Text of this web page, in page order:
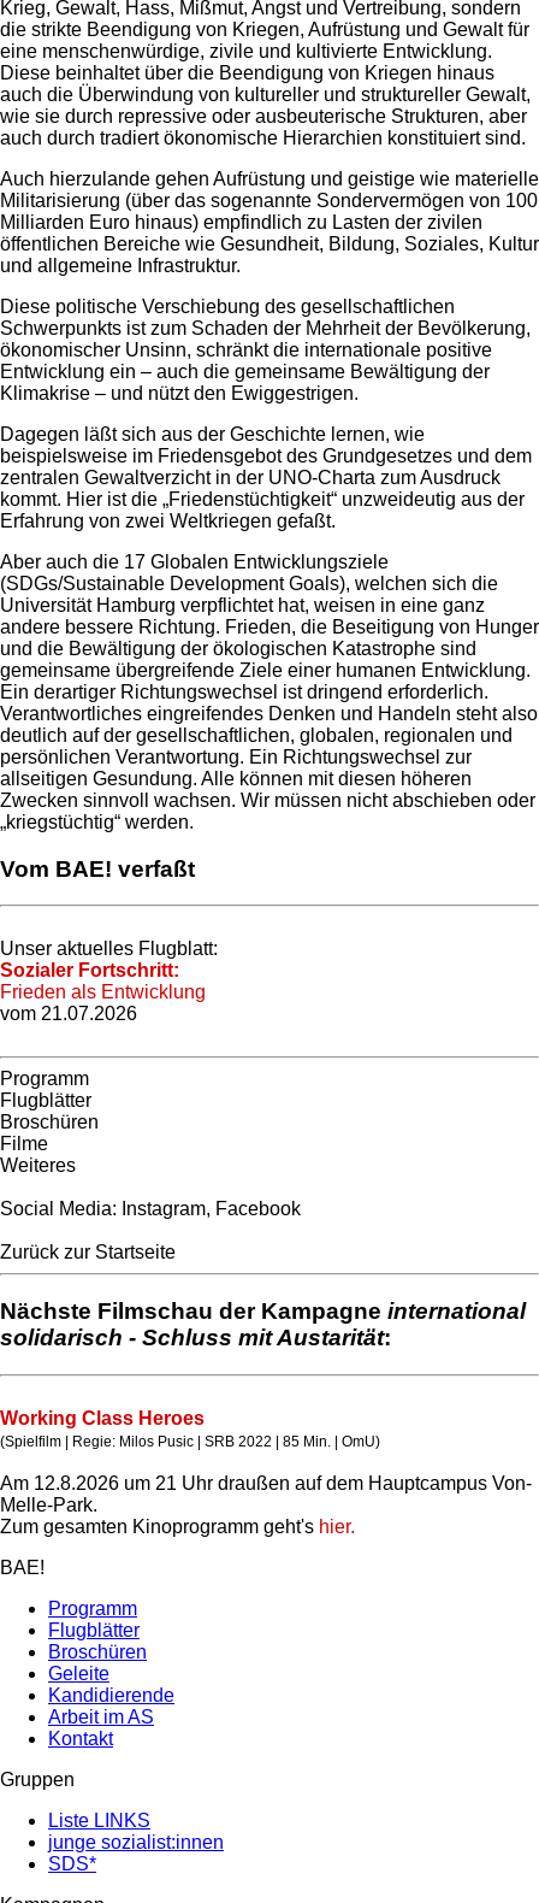
Krieg, Gewalt, Hass, Mißmut, Angst und Vertreibung, sondern
die strikte Beendigung von Kriegen, Aufrüstung und Gewalt für
eine menschenwürdige, zivile und kultivierte Entwicklung.
Diese beinhaltet über die Beendigung von Kriegen hinaus
auch die Überwindung von kultureller und struktureller Gewalt,
wie sie durch repressive oder ausbeuterische Strukturen, aber
auch durch tradiert ökonomische Hierarchien konstituiert sind.
Auch hierzulande gehen Aufrüstung und geistige wie materielle
Militarisierung (über das sogenannte Sondervermögen von 100
Milliarden Euro hinaus) empfindlich zu Lasten der zivilen
öffentlichen Bereiche wie Gesundheit, Bildung, Soziales, Kultur
und allgemeine Infrastruktur.
Diese politische Verschiebung des gesellschaftlichen
Schwerpunkts ist zum Schaden der Mehrheit der Bevölkerung,
ökonomischer Unsinn, schränkt die internationale positive
Entwicklung ein – auch die gemeinsame Bewältigung der
Klimakrise – und nützt den Ewiggestrigen.
Dagegen läßt sich aus der Geschichte lernen, wie
beispielsweise im Friedensgebot des Grundgesetzes und dem
zentralen Gewaltverzicht in der UNO-Charta zum Ausdruck
kommt. Hier ist die „Friedenstüchtigkeit“ unzweideutig aus der
Erfahrung von zwei Weltkriegen gefaßt.
Aber auch die 17 Globalen Entwicklungsziele
(SDGs/Sustainable Development Goals), welchen sich die
Universität Hamburg verpflichtet hat, weisen in eine ganz
andere bessere Richtung. Frieden, die Beseitigung von Hunger
und die Bewältigung der ökologischen Katastrophe sind
gemeinsame übergreifende Ziele einer humanen Entwicklung.
Ein derartiger Richtungswechsel ist dringend erforderlich.
Verantwortliches eingreifendes Denken und Handeln steht also
deutlich auf der gesellschaftlichen, globalen, regionalen und
persönlichen Verantwortung. Ein Richtungswechsel zur
allseitigen Gesundung. Alle können mit diesen höheren
Zwecken sinnvoll wachsen. Wir müssen nicht abschieben oder
„kriegstüchtig“ werden.
Vom BAE! verfaßt
Unser aktuelles Flugblatt:
Sozialer Fortschritt:
Frieden als Entwicklung
vom 21.07.2026
Programm
Flugblätter
Broschüren
Filme
Weiteres
Social Media: Instagram, Facebook
Zurück zur Startseite
Nächste Filmschau der Kampagne international
solidarisch - Schluss mit Austarität:
Working Class Heroes
(Spielfilm | Regie: Milos Pusic | SRB 2022 | 85 Min. | OmU)
Am 12.8.2026 um 21 Uhr draußen auf dem Hauptcampus Von-
Melle-Park.
Zum gesamten Kinoprogramm geht's hier.
BAE!
Programm
Flugblätter
Broschüren
Geleite
Kandidierende
Arbeit im AS
Kontakt
Gruppen
Liste LINKS
junge sozialist:innen
SDS*